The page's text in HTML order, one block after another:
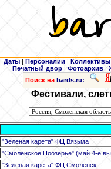
| Даты | Персоналии | Коллективы
Печатный двор |Фотоархив |
Поиск на bards.ru:
Фестивали,
"Зеленая карета" ФЦ Вязьма
"Смоленское Поозерье" (май 4-е
"Зеленая карета" ФЦ Смоленск